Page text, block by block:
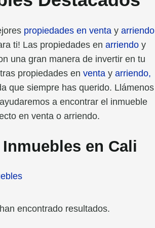
propiedades en ventay arriendo
ti! Las propiedades en arriendo y
una gran manera de invertir en tu
propiedades en ventay arriendo,
que siempre has querido. Llámenos
a encontrar el inmueble
en venta o arriendo.
en Cali
encontrado resultados.